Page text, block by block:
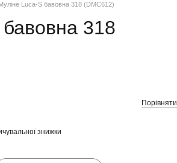
Luca-S бавовна 318 (DMC612)
318
Порівняти
знижки